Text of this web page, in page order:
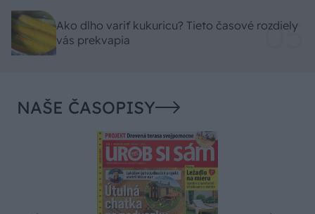
Ako dlho variť kukuricu? Tieto časové rozdiely
vás prekvapia
NAŠE ČASOPISY